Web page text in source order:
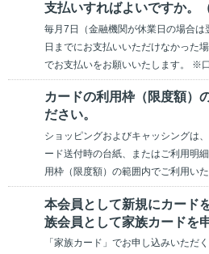
支払いすればよいですか。
毎月7日（金融機関が休業日の場合は
日までにお支払いいただけなかった
でお支払いをお願いいたします。 ※口
カードの利用枠（限度額）
ださい。
ショッピングおよびキャッシングは
ード送付時の台紙、またはご利用明
用枠（限度額）の範囲内でご利用い
本会員として新規にカード
族会員として家族カードを
「家族カード」でお申し込みいただ